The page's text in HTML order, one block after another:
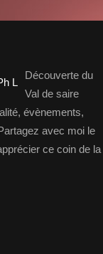
Découverte du
Val de saire
évènements,
avec moi le
ce coin de la